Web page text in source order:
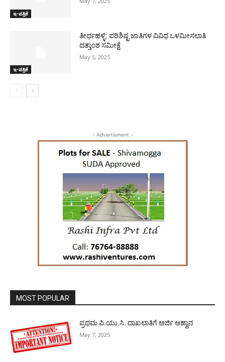
ಇ-ಪತ್ರಿಕೆ
ಇ-ಪತ್ರಿಕೆ
ತೀರ್ಥಹಳ್ಳಿ: ಪರಿಶಿಷ್ಟ ಜಾತಿಗಳ ವಿವಿಧ ಒಳಮೀಸಲಾತಿ
ದತ್ತಾಂಶ ಸಮೀಕ್ಷೆ
May 5, 2025
- Advertisment -
MOST POPULAR
ಪ್ರಥಮ ಪಿ.ಯು.ಸಿ. ದಾಖಲಾತಿಗೆ ಅರ್ಜಿ ಆಹ್ವಾನ
May 7, 2025